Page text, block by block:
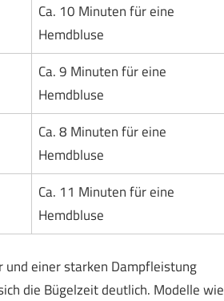
Ca. 10 Minuten für eine
Hemdbluse
Ca. 9 Minuten für eine
Hemdbluse
Ca. 8 Minuten für eine
Hemdbluse
Ca. 11 Minuten für eine
Hemdbluse
und einer starken Dampfleistung
die Bügelzeit deutlich. Modelle wie